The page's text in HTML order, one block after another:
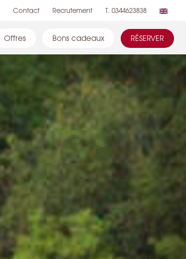
Contact Recrutement T. 0344623838
Offres Bons cadeaux RÉSERVER